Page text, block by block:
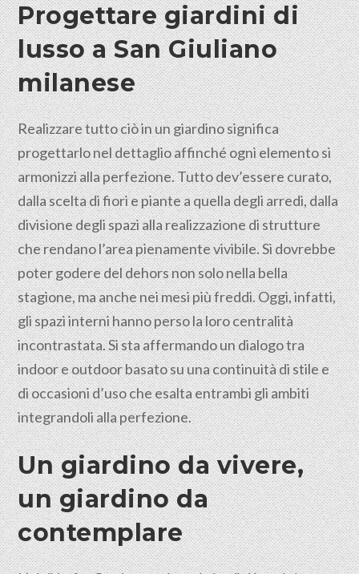
Progettare giardini di
lusso aSan Giuliano
milanese
Realizzare tutto ciò in un giardino significa
progettarlo nel dettaglio affinché ogni elemento si
armonizzi alla perfezione. Tutto dev’essere curato,
dalla scelta di fiori e piante a quella degli arredi, dalla
divisione degli spazi alla realizzazione di strutture
che rendano l’area pienamente vivibile. Si dovrebbe
poter godere del dehors non solo nella bella
stagione, ma anche nei mesi più freddi. Oggi, infatti,
gli spazi interni hanno perso la loro centralità
incontrastata. Si sta affermando un dialogo tra
indoor e outdoor basato su una continuità di stile e
di occasioni d’uso che esalta entrambi gli ambiti
integrandoli alla perfezione.
Un giardino da vivere,
un giardino da
contemplare